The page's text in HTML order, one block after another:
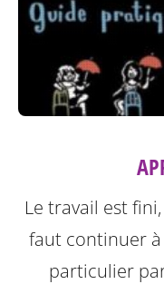
Le travail est
faut continuer
particulier